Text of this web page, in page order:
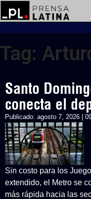
Tag:
Santo
conecta el
Publicado: agosto 7, 2026 |
Sin costo para los
extendido, el Metro se
más rápida hacia las